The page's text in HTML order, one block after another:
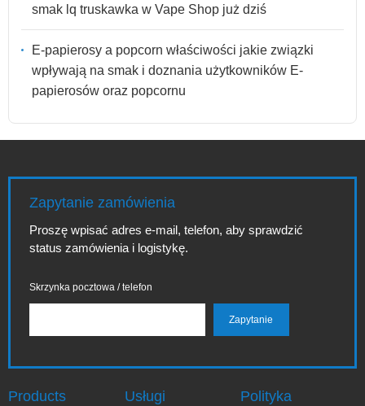
smak lq truskawka w Vape Shop już dziś
E-papierosy a popcorn właściwości jakie związki
wpływają na smak i doznania użytkowników E-
papierosów oraz popcornu
Zapytanie zamówienia
Proszę wpisać adres e-mail, telefon, aby sprawdzić
status zamówienia i logistykę.
Skrzynka pocztowa / telefon
Products Usługi Polityka